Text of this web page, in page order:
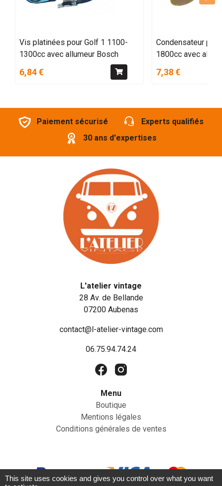
Vis platinées pour Golf 1 1100-
1300cc avec allumeur Bosch
6,84 €
Condensateur
1800cc avec
7,38 €
Paiement sécurisé
Experts qualifiés
30 ans d'expertises
L'atelier vintage
28 Av. de Bellande
07200 Aubenas
contact@l-atelier-vintage.com
06.75.94.74.24
Menu
Boutique
Mentions légales
Conditions générales de ventes
This site uses cookies and gives you control over what you want